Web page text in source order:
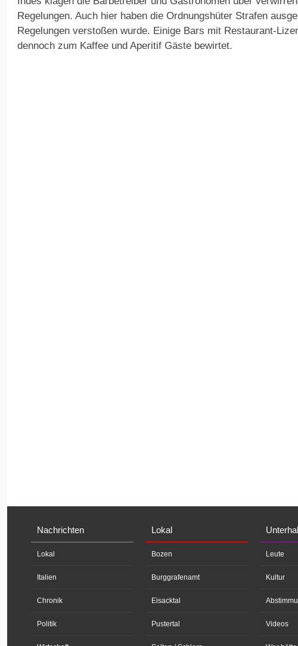
Regelungen. Auch hier haben die Ordnungshüter Strafen
Regelungen verstoßen wurde. Einige Bars mit Restaurant-
dennoch zum Kaffee und Aperitif Gäste bewirtet.
Nachrichten
Lokal
Italien
Chronik
Politik
Lokal
Bozen
Burggrafenamt
Eisacktal
Pustertal
Leute
Kultur
Videos